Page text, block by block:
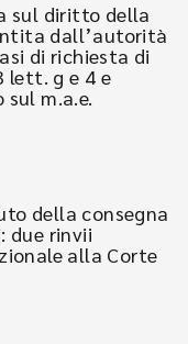
sul diritto della
dall’autorità
di richiesta di
lett. g e 4 e
m.a.e.
della consegna
due rinvii
alla Corte